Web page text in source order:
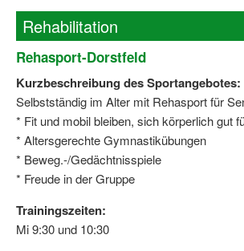
Mädchen in Mannschaftssportarten
Bewegungszwerge
Bewegungskindergarten
Mini-Sportabzeichen
Sportgutschein 4.0
SportartCheck
Sport im Ganztag
Rehabilitation
Rehasport-Dorstfeld
Kurzbeschreibung des Sportangebotes:
Selbstständig im Alter mit Rehasport für
* Fit und mobil bleiben, sich körperlich gut
* Altersgerechte Gymnastikübungen
* Beweg.-/Gedächtnisspiele
* Freude in der Gruppe
Trainingszeiten:
Mi 9:30 und 10:30